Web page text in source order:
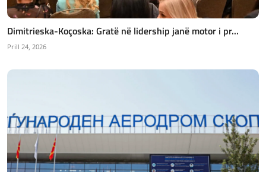
Dimitrieska-Koçoska: Gratë në lidership janë motor i pr...
Prill 24, 2026